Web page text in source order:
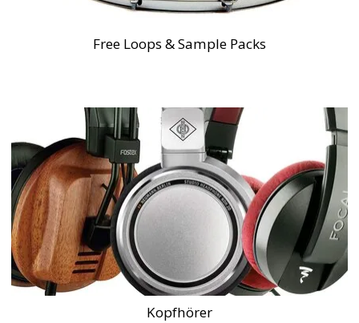
Free Loops & Sample Packs
Kopfhörer